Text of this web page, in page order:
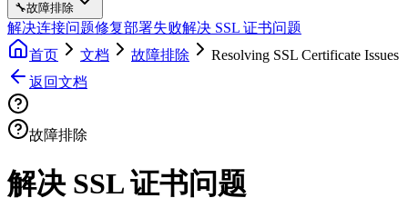
🔧故障排除
解决连接问题修复部署失败解决 SSL 证书问题
首页
文档 故障排除
Resolving SSL Certificate Issues
返回文档
故障排除
解决 SSL 证书问题